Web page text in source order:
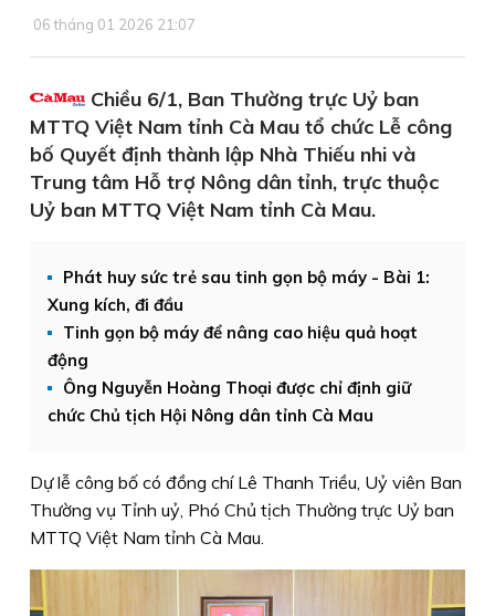
06 tháng 01 2026 21:07
Chiều 6/1, Ban Thường trực Uỷ ban
MTTQ Việt Nam tỉnh Cà Mau tổ chức Lễ công
bố Quyết định thành lập Nhà Thiếu nhi và
Trung tâm Hỗ trợ Nông dân tỉnh, trực thuộc
Uỷ ban MTTQ Việt Nam tỉnh Cà Mau.
Phát huy sức trẻ sau tinh gọn bộ máy - Bài 1:
Xung kích, đi đầu
Tinh gọn bộ máy để nâng cao hiệu quả hoạt
động
Ông Nguyễn Hoàng Thoại được chỉ định giữ
chức Chủ tịch Hội Nông dân tỉnh Cà Mau
Dự lễ công bố có đồng chí Lê Thanh Triều, Uỷ viên Ban
Thường vụ Tỉnh uỷ, Phó Chủ tịch Thường trực Uỷ ban
MTTQ Việt Nam tỉnh Cà Mau.